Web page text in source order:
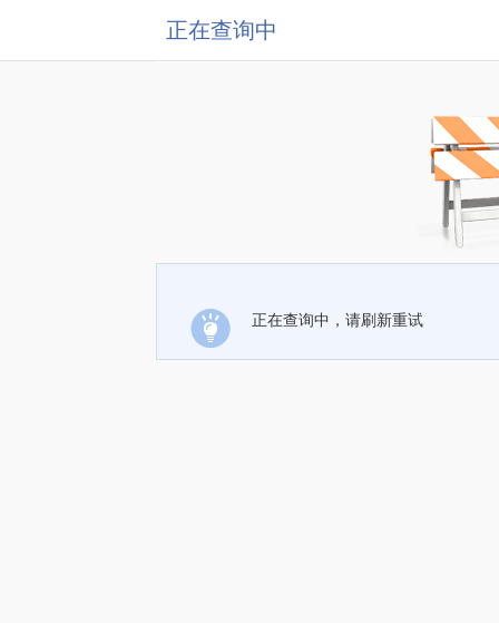
正在查询中
正在查询中，请刷新重试